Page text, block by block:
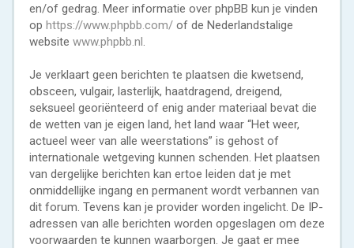
en/of gedrag. Meer informatie over phpBB kun je vinden
op https://www.phpbb.com/ of de Nederlandstalige
website www.phpbb.nl.
Je verklaart geen berichten te plaatsen die kwetsend,
obsceen, vulgair, lasterlijk, haatdragend, dreigend,
seksueel georiënteerd of enig ander materiaal bevat die
de wetten van je eigen land, het land waar “Het weer,
actueel weer van alle weerstations” is gehost of
internationale wetgeving kunnen schenden. Het plaatsen
van dergelijke berichten kan ertoe leiden dat je met
onmiddellijke ingang en permanent wordt verbannen van
dit forum. Tevens kan je provider worden ingelicht. De IP-
adressen van alle berichten worden opgeslagen om deze
voorwaarden te kunnen waarborgen. Je gaat er mee